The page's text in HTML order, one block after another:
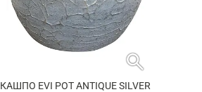
search
КАШПО EVI POT ANTIQUE SILVER